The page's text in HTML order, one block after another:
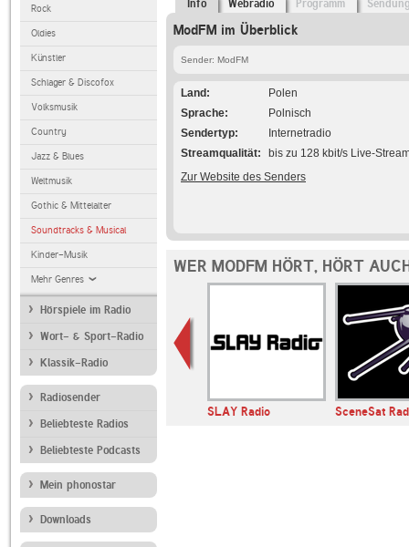
Rock
Oldies
Künstler
Schlager & Discofox
Volksmusik
Country
Jazz & Blues
Weltmusik
Gothic & Mittelalter
Soundtracks & Musical
Kinder-Musik
Mehr Genres
Hörspiele im Radio
Wort- & Sport-Radio
Klassik-Radio
Radiosender
Beliebteste Radios
Beliebteste Podcasts
Mein phonostar
Downloads
Info Webradio Programm
ModFM im Überblick
Sender: ModFM
Land
Polen
Sprache
Polnisch
Sendertyp
Internetradio
Streamqualität
bis zu 128 kbit/s Live-
Zur Website des Senders
WER MODFM HÖRT, HÖRT
SLAY Radio SceneSat